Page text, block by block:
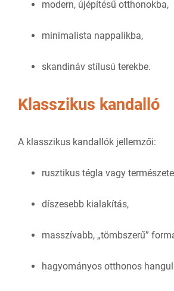
modern, újépítésű otthonokba,
minimalista nappalikba,
skandináv stílusú terekbe.
Klasszikus kandalló
A klasszikus kandallók jellemzői:
rusztikus tégla vagy
díszesebb kialakítás,
masszívabb, „tömbszerű”
hagyományos otthonos